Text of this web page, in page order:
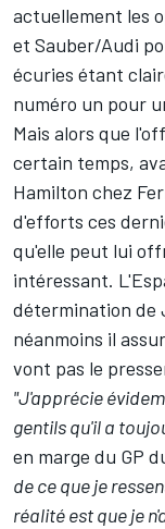
actuellement les
et Sauber/Audi
écuries étant
numéro un pour
Mais alors que
certain temps,
Hamilton chez
d'efforts ces
qu'elle peut lui
intéressant.
détermination de
néanmoins il
vont pas le
"J'apprécie
gentils qu'il a
en marge du GP
de ce que je
réalité est que je